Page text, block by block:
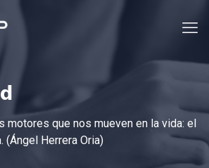
motores que nos mueven en la vida: el
(Ángel Herrera Oria)